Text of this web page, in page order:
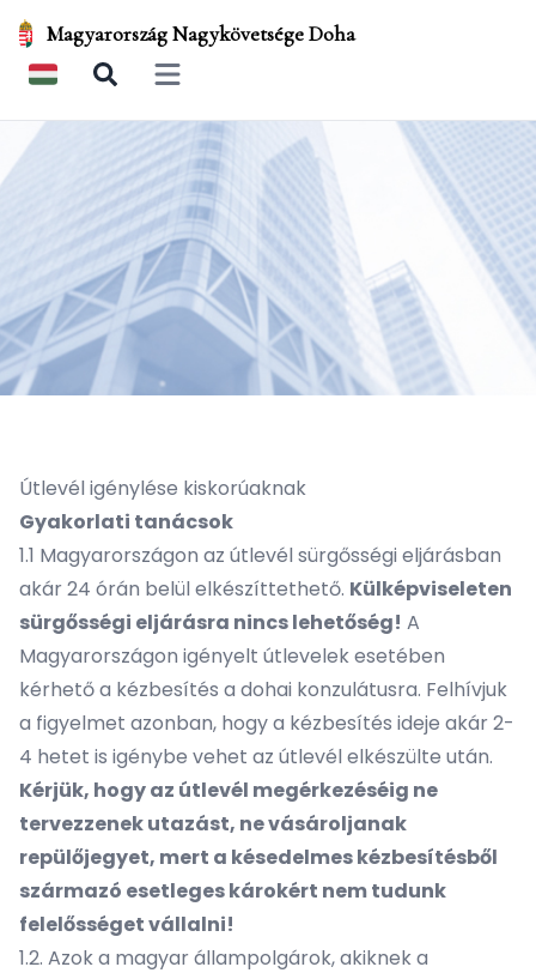
Magyarország Nagykövetsége Doha
Open main menu
Útlevél igénylése kiskorúaknak
Gyakorlati tanácsok
1.1 Magyarországon az útlevél sürgősségi eljárásban
akár 24 órán belül elkészíttethető. Külképviseleten
sürgősségi eljárásra nincs lehetőség! A
Magyarországon igényelt útlevelek esetében
kérhető a kézbesítés a dohai konzulátusra. Felhívjuk
a figyelmet azonban, hogy a kézbesítés ideje akár 2-
4 hetet is igénybe vehet az útlevél elkészülte után.
Kérjük, hogy az útlevél megérkezéséig ne
tervezzenek utazást, ne vásároljanak
repülőjegyet, mert a késedelmes kézbesítésből
származó esetleges károkért nem tudunk
felelősséget vállalni!
1.2. Azok a magyar állampolgárok, akiknek a